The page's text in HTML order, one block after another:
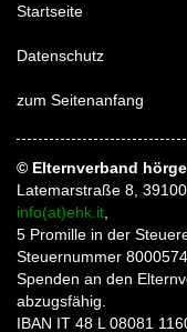
Startseite
Datenschutz
zum Seitenanfang
© Elternverband
Latemarstraße 8,
info(at)ehk.it
5 Promille in der
Steuernummer
Spenden an den
abzugsfähig.
IBAN IT 48 L 08081